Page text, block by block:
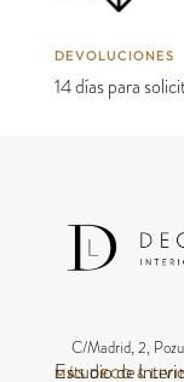
DEVOLUCIONES
14 días para
C/Madrid, 2,
MÁS DECO &
Estudio de